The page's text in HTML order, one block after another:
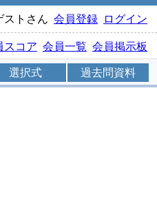
ストさん 会員登録 ログイン
スコア 会員一覧 会員掲示板
選択式 過去問資料